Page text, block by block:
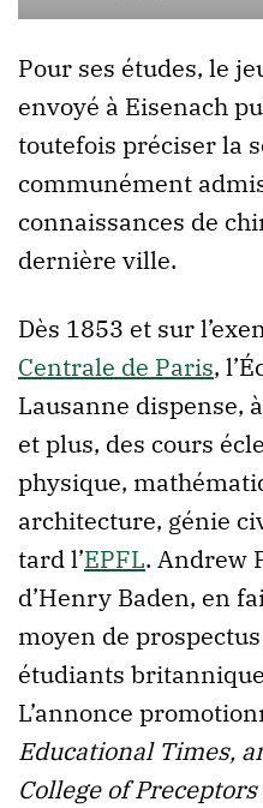
Pour ses études, le
envoyé à Eisenach
toutefois préciser la
communément
connaissances de
dernière ville.
Dès 1853 et sur
Centrale de Paris,
Lausanne dispense,
et plus, des cours
physique,
architecture, génie
tard l’EPFL. Andrew
d’Henry Baden, en
moyen de
étudiants
L’annonce
Educational Times,
College of Preceptors